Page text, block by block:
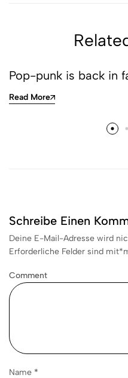
Pop-punk is back in
Read More
Schreibe Einen
Deine E-Mail-Adresse wird
Erforderliche Felder sind mit*
Comment
Name *